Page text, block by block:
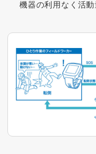
機器の利用なく活動